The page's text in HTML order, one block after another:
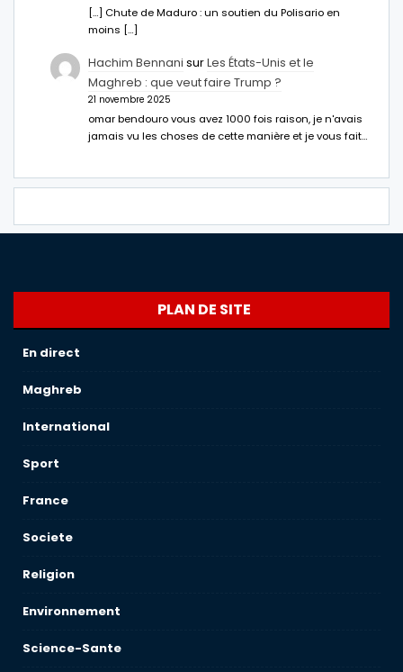
[…] Chute de Maduro : un soutien du Polisario en
moins […]
Hachim Bennani surLes États-Unis et le
Maghreb : que veut faire Trump ?
21 novembre 2025
omar bendouro vous avez 1000 fois raison, je n'avais
jamais vu les choses de cette manière et je vous fait…
PLAN DE SITE
En direct
Maghreb
International
Sport
France
Societe
Religion
Environnement
Science-Sante